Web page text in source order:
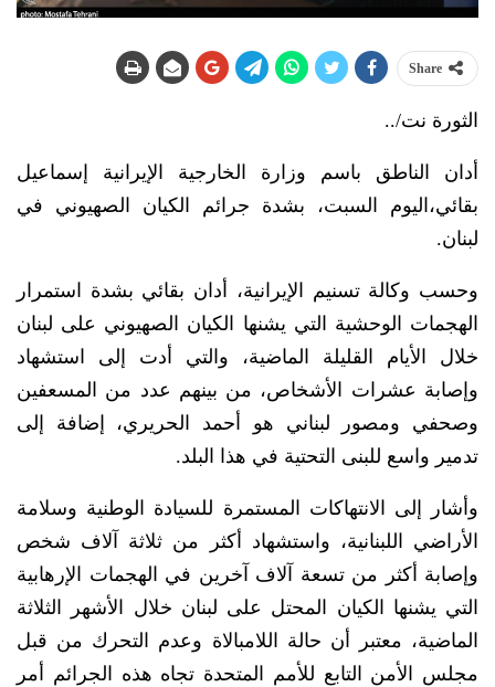
Share
الثورة نت/..
أدان الناطق باسم وزارة الخارجية الإيرانية إسماعيل
بقائي،اليوم السبت، بشدة جرائم الكيان الصهيوني في
لبنان.
وحسب وكالة تسنيم الإيرانية، أدان بقائي بشدة استمرار
الهجمات الوحشية التي يشنها الكيان الصهيوني على لبنان
خلال الأيام القليلة الماضية، والتي أدت إلى استشهاد
وإصابة عشرات الأشخاص، من بينهم عدد من المسعفين
وصحفي ومصور لبناني هو أحمد الحريري، إضافة إلى
تدمير واسع للبنى التحتية في هذا البلد.
وأشار إلى الانتهاكات المستمرة للسيادة الوطنية وسلامة
الأراضي اللبنانية، واستشهاد أكثر من ثلاثة آلاف شخص
وإصابة أكثر من تسعة آلاف آخرين في الهجمات الإرهابية
التي يشنها الكيان المحتل على لبنان خلال الأشهر الثلاثة
الماضية، معتبر أن حالة اللامبالاة وعدم التحرك من قبل
مجلس الأمن التابع للأمم المتحدة تجاه هذه الجرائم أمر